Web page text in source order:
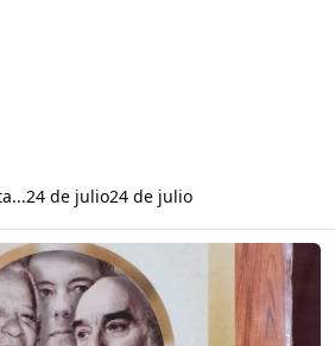
24 de julio24 de julio
“Preguntas indiscretas”… (23/07/